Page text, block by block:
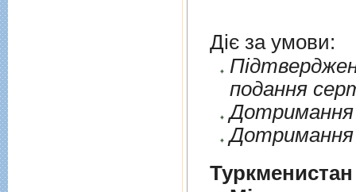
Діє за умови:
подання
Дотримання
Дотримання
Туркменистан